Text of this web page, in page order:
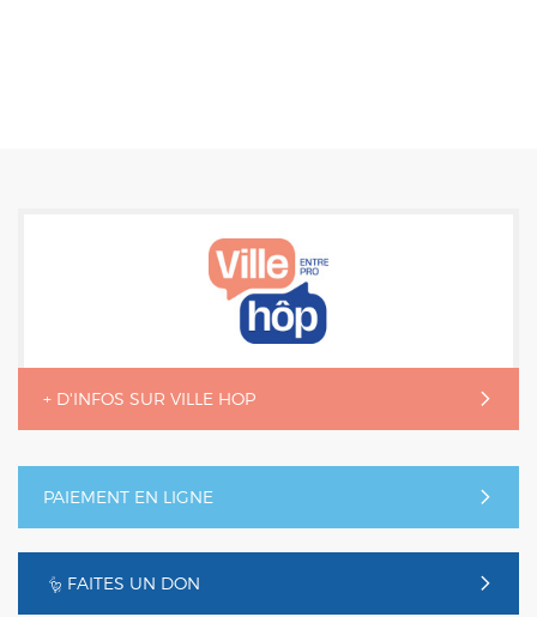
+ D'INFOS SUR VILLE HOP
PAIEMENT EN LIGNE
FAITES UN DON